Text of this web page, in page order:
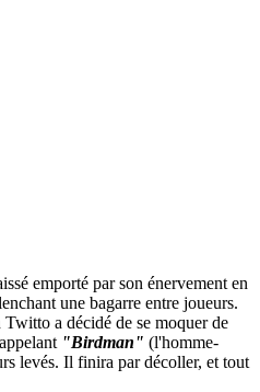
emporté par son énervement en
une bagarre entre joueurs.
Twitto a décidé de se moquer de
"Birdman" (l'homme-
levés. Il finira par décoller, et tout